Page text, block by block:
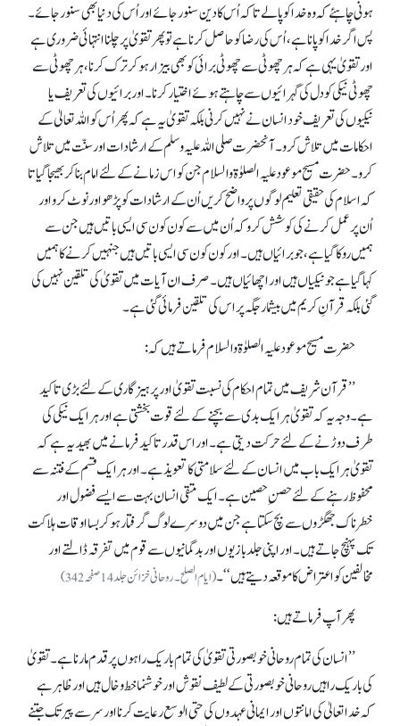
ہونی چاہئے کہ وہ خدا کو پا لے تا کہ اُس کا دین سنور جائے اور اُس کی دنیا بھی سنور جائے۔
پس اگر خدا کو پانا ہے، اُس کی رضا کو حاصل کرنا ہے تو پھر تقویٰ پر چلنا انتہائی ضروری ہے
اور تقویٰ یہی ہے کہ ہر چھوٹی سے چھوٹی برائی کو بھی بیزار ہو کر ترک کرنا، ہر چھوٹی سے
چھوٹی نیکی کو دل کی گہرائیوں سے چاہتے ہوئے اختیار کرنا۔ اور برائیوں کی تعریف یا
نیکیوں کی تعریف خود انسان نے نہیں کرنی بلکہ تقویٰ یہ ہے کہ پھر اُس کو اللہ تعالیٰ کے
احکامات میں تلاش کرو۔ آنحضرت صلی اللہ علیہ وسلم کے ارشادات اور سنّت میں تلاش
کرو۔ حضرت مسیح موعود علیہ الصلوٰۃ والسلام جن کو اس زمانے کے لئے امام بنا کر بھیجا گیا تا
کہ اسلام کی حقیقی تعلیم لوگوں پر واضح کریں اُن کے ارشادات کو پڑھو اور نوٹ کرو اور
اُن پر عمل کرنے کی کوشش کرو کہ اُن میں سے کون کون سی ایسی باتیں ہیں جن سے
ہمیں روکا گیا ہے، جو برائیاں ہیں۔ اور کون کون سی ایسی باتیں ہیں جنہیں کرنے کا ہمیں
کہا گیا ہے جو نیکیاں ہیں اور اچھائیاں ہیں۔ صرف ان آیات میں تقویٰ کی تلقین نہیں کی
گئی بلکہ قرآنِ کریم میں بیشمار جگہ پر اس کی تلقین فرمائی گئی ہے۔
حضرت مسیح موعود علیہ الصلوٰۃ والسلام فرماتے ہیں کہ :
’’قرآن شریف میں تمام احکام کی نسبت تقویٰ اور پرہیزگاری کے لئے بڑی تاکید
ہے۔ وجہ یہ کہ تقویٰ ہر ایک بدی سے بچنے کے لئے قوت بخشتی ہے اور ہر ایک نیکی کی
طرف دوڑنے کے لئے حرکت دیتی ہے۔ اور اس قدرتاکید فرمانے میں بھید یہ ہے کہ
تقویٰ ہر ایک باب میں انسان کے لئے سلامتی کا تعویذ ہے۔ اور ہر ایک قسم کے فتنہ سے
محفوظ رہنے کے لئے حصنِ حصین ہے۔ ایک متقی انسان بہت سے ایسے فضول اور
خطرناک جھگڑوں سے بچ سکتا ہے جن میں دوسرے لوگ گرفتار ہو کر بسااوقات ہلاکت
تک پہنچ جاتے ہیں۔ اور اپنی جلدبازیوں اور بدگمانیوں سے قوم میں تفرقہ ڈالتے اور
مخالفین کو اعتراض کا موقعہ دیتے ہیں ‘‘۔(ایام الصلح۔ روحانی خزائن جلد 14صفحہ 342)
پھر آپ فرماتے ہیں :
’’ انسان کی تمام روحانی خوبصورتی تقویٰ کی تمام باریک راہوں پر قدم مارنا ہے۔ تقویٰ
کی باریک راہیں روحانی خوبصورتی کے لطیف نقوش اور خوشنما خط و خال ہیں اور ظاہر ہے
کہ خداتعالیٰ کی امانتوں اور ایمانی عہدوں کی حتی الوسع رعایت کرنا اور سر سے پیر تک جتنے